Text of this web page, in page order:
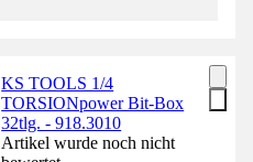
KS TOOLS 1/4
TORSIONpower Bit-Box
32tlg. - 918.3010
Artikel wurde noch nicht